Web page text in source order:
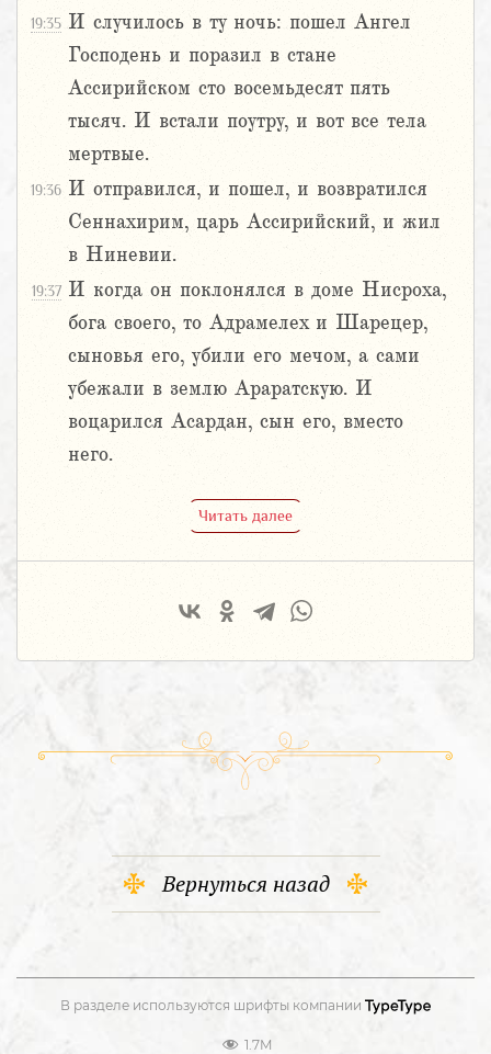
19:35 И случилось в ту ночь: пошел Ангел
Господень и поразил в стане
Ассирийском сто восемьдесят пять
тысяч. И встали поутру, и вот все тела
мертвые.
19:36 И отправился, и пошел, и возвратился
Сеннахирим, царь Ассирийский, и жил
в Ниневии.
19:37 И когда он поклонялся в доме Нисроха,
бога своего, то Адрамелех и Шарецер,
сыновья его, убили его мечом, а сами
убежали в землю Араратскую. И
воцарился Асардан, сын его, вместо
него.
Читать далее
Вернуться назад
В разделе используются шрифты компании
1.7M